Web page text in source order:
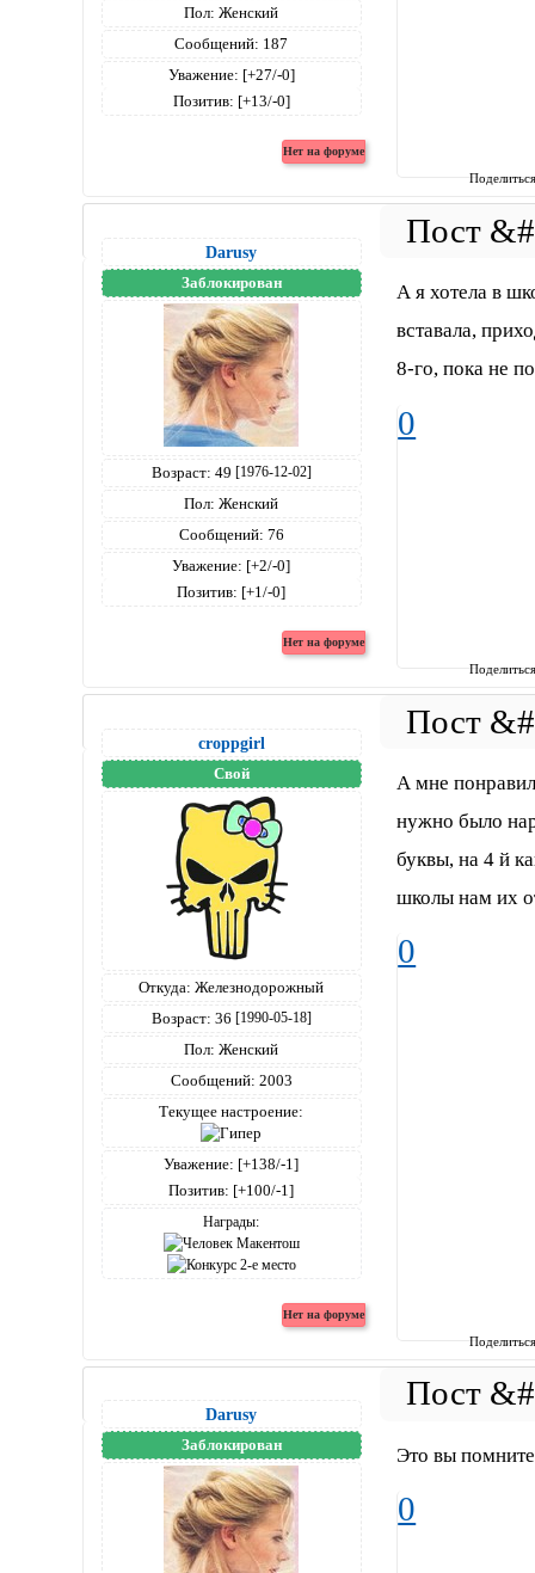
Пол: Женский
Сообщений: 187
Уважение: [+27/-0]
Позитив: [+13/-0]
Darusy
Заблокирован
Возраст: 49 [1976-12-02]
Пол: Женский
Сообщений: 76
Уважение: [+2/-0]
Позитив: [+1/-0]
А я хотела в
вставала,
8-го, пока не
0
croppgirl
Свой
Откуда: Железнодорожный
Возраст: 36 [1990-05-18]
Пол: Женский
Сообщений: 2003
Текущее настроение:
Уважение: [+138/-1]
Позитив: [+100/-1]
Награды:
А мне
нужно было
буквы, на 4 й
школы нам их
0
Darusy
Заблокирован Это вы
0